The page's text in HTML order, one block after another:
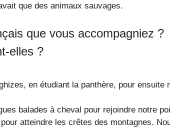
que des animaux sauvages.
que vous accompagniez ?
elles ?
en étudiant la panthère, pour ensuite
balades à cheval pour rejoindre notre
atteindre les crêtes des montagnes.